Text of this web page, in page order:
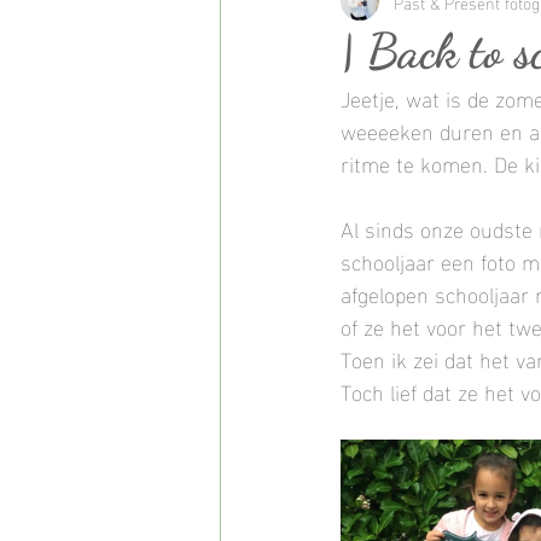
Baby fotoshoot
2 in 1 portret 2in1 foto
Fotoproducten Fotoproject
| Back to
Jeetje, wat is de
weeeeken duren en
ritme te komen. De
Al sinds onze
schooljaar een foto
afgelopen
of ze het voor het
Toen ik zei dat het
Toch lief dat ze het